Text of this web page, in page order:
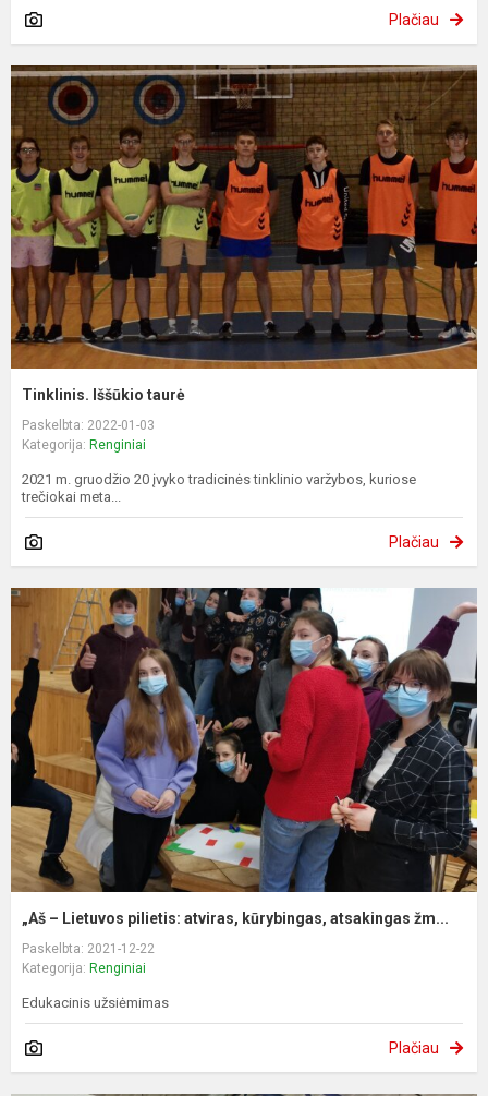
Plačiau
Tinklinis. Iššūkio taurė
Paskelbta: 2022-01-03
Kategorija: Renginiai
2021 m. gruodžio 20 įvyko tradicinės tinklinio varžybos, kuriose
trečiokai meta...
Plačiau
„Aš – Lietuvos pilietis: atviras, kūrybingas, atsakingas žm...
Paskelbta: 2021-12-22
Kategorija: Renginiai
Edukacinis užsiėmimas
Plačiau